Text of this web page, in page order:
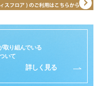
取り組んでいる
いて
詳しく見る